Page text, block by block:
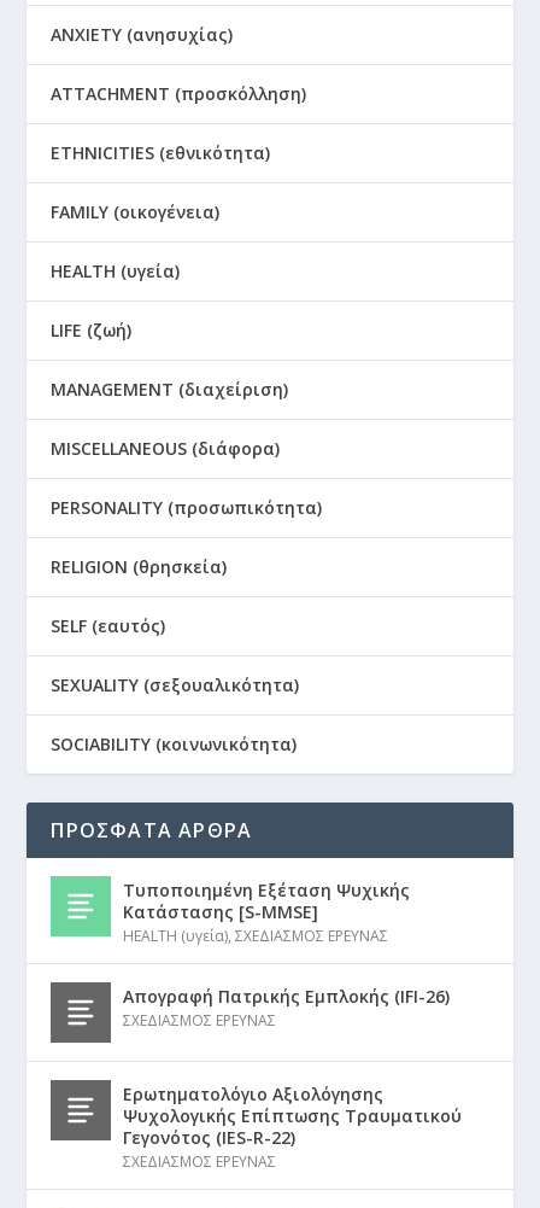
ANXIETY (ανησυχίας)
ATTACHMENT (προσκόλληση)
ETHNICITIES (εθνικότητα)
FAMILY (οικογένεια)
HEALTH (υγεία)
LIFE (ζωή)
MANAGEMENT (διαχείριση)
MISCELLANEOUS (διάφορα)
PERSONALITY (προσωπικότητα)
RELIGION (θρησκεία)
SELF (εαυτός)
SEXUALITY (σεξουαλικότητα)
SOCIABILITY (κοινωνικότητα)
ΠΡΟΣΦΑΤΑ ΑΡΘΡΑ
Τυποποιημένη Εξέταση Ψυχικής
Κατάστασης [S-MMSE]
HEALTH (υγεία),ΣΧΕΔΙΑΣΜΟΣ ΕΡΕΥΝΑΣ
Απογραφή Πατρικής Εμπλοκής (IFI-26)
ΣΧΕΔΙΑΣΜΟΣ ΕΡΕΥΝΑΣ
Ερωτηματολόγιο Αξιολόγησης
Ψυχολογικής Επίπτωσης Τραυματικού
Γεγονότος (IES-R-22)
ΣΧΕΔΙΑΣΜΟΣ ΕΡΕΥΝΑΣ